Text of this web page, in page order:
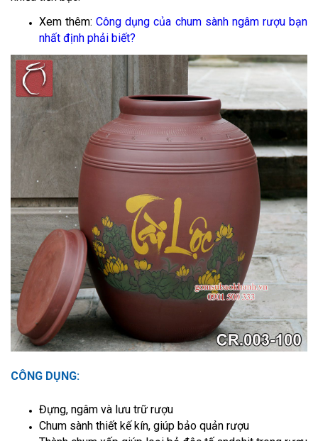
Xem thêm: Công dụng của chum sành ngâm rượu bạn
nhất định phải biết?
CÔNG DỤNG:
Đựng, ngâm và lưu trữ rượu
Chum sành thiết kế kín, giúp bảo quản rượu